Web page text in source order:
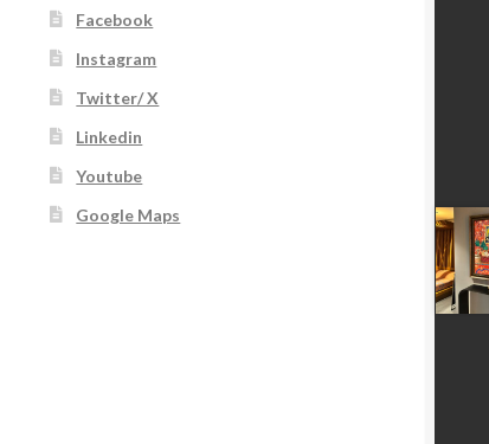
Facebook
Instagram
Twitter/ X
Linkedin
Youtube
Google Maps